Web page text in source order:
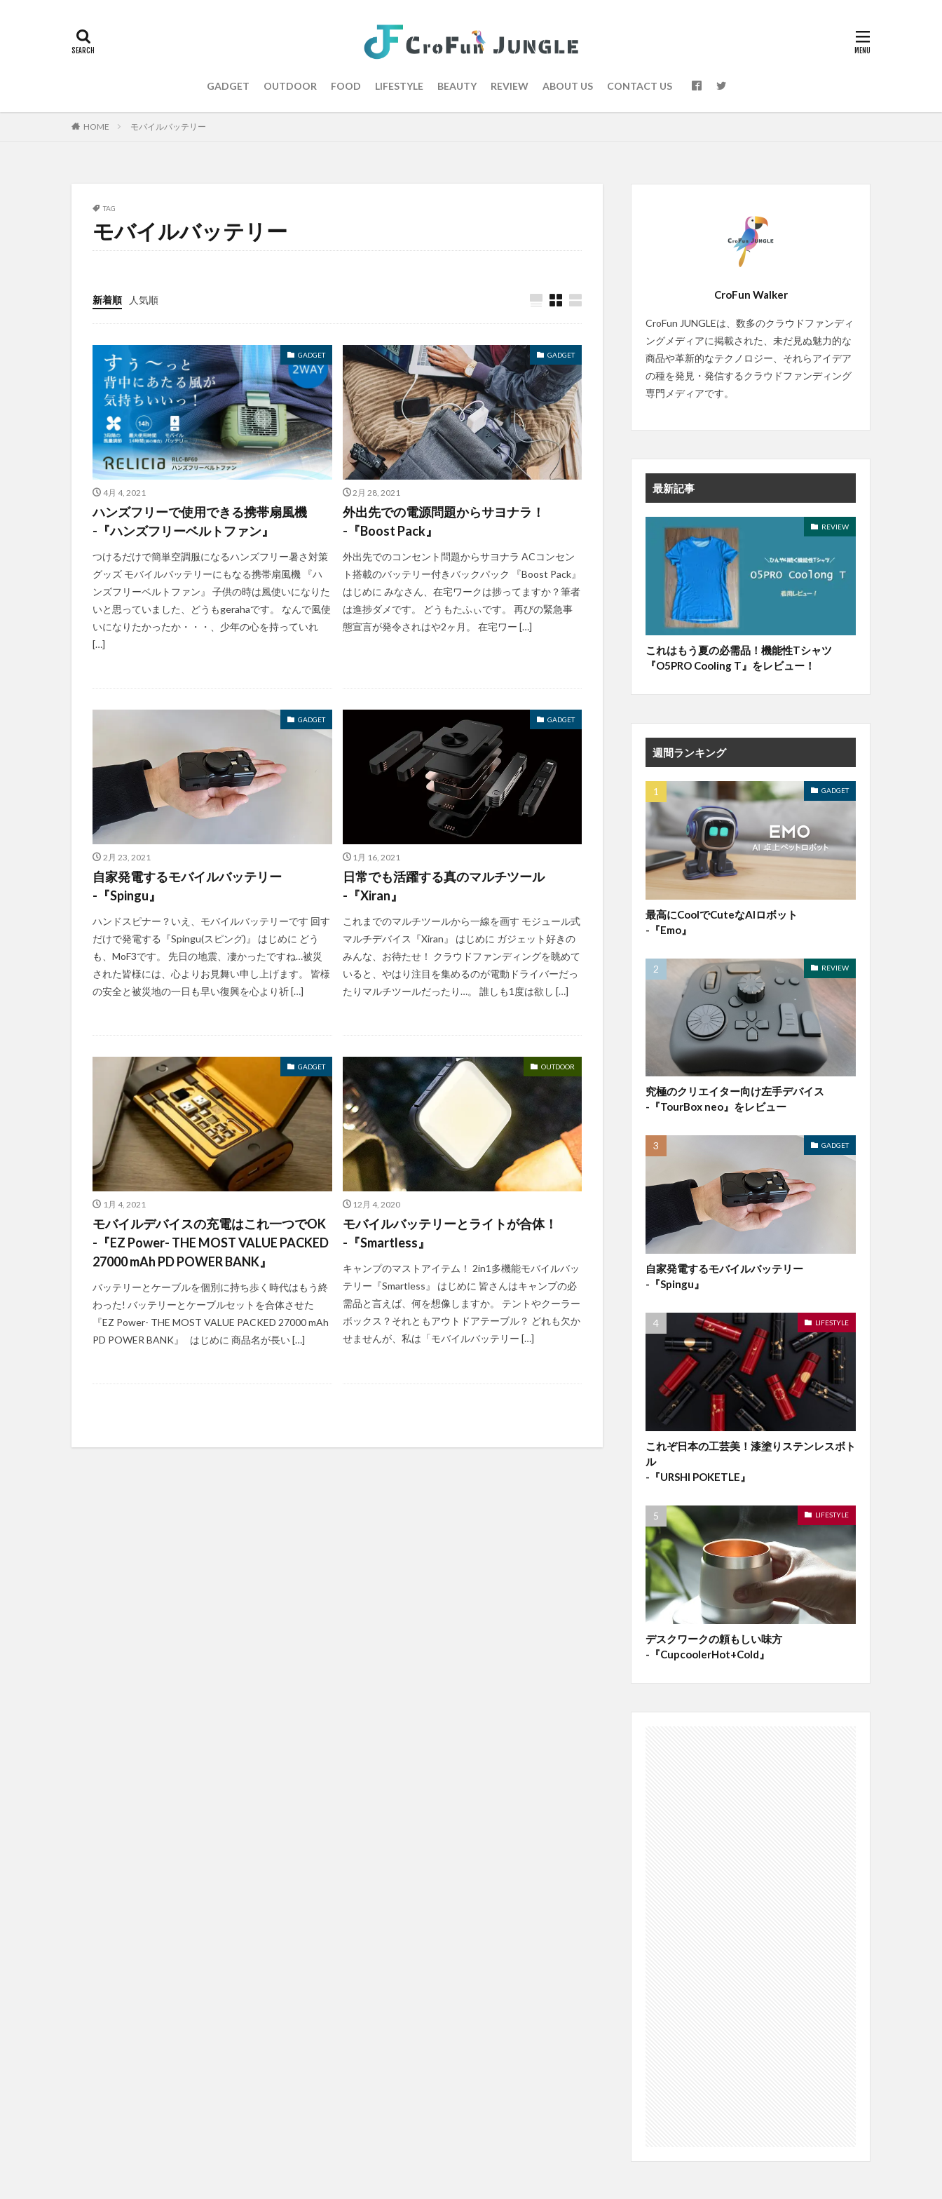
GADGET OUTDOOR FOOD LIFESTYLE BEAUTY REVIEW ABOUT US CONTACT US
HOME モバイルバッテリー
TAG
モバイルバッテリー
新着順 人気順
GADGET
4月 4, 2021
ハンズフリーで使用できる携帯扇風機
-『ハンズフリーベルトファン』
つけるだけで簡単空調服になるハンズフリー暑さ対策
グッズ モバイルバッテリーにもなる携帯扇風機 『ハ
ンズフリーベルトファン』 子供の時は風使いになりた
いと思っていました、どうもgerahaです。 なんで風使
いになりたかったか・・・、少年の心を持っていれ
[…]
GADGET
2月 28, 2021
外出先での電源問題からサヨナラ！
-『Boost Pack』
外出先でのコンセント問題からサヨナラ ACコンセン
ト搭載のバッテリー付きバックパック 『Boost Pack』
はじめに みなさん、在宅ワークは捗ってますか？筆者
は進捗ダメです。 どうもたふぃです。 再びの緊急事
態宣言が発令されはや2ヶ月。 在宅ワー […]
GADGET
2月 23, 2021
自家発電するモバイルバッテリー
-『Spingu』
ハンドスピナー？いえ、モバイルバッテリーです 回す
だけで発電する『Spingu(スピング)』 はじめに どう
も、MoF3です。 先日の地震、凄かったですね…被災
された皆様には、心よりお見舞い申し上げます。 皆様
の安全と被災地の一日も早い復興を心より祈 […]
GADGET
1月 16, 2021
日常でも活躍する真のマルチツール
-『Xiran』
これまでのマルチツールから一線を画す モジュール式
マルチデバイス『Xiran』 はじめに ガジェット好きの
みんな、お待たせ！ クラウドファンディングを眺めて
いると、やはり注目を集めるのが電動ドライバーだっ
たりマルチツールだったり…。 誰しも1度は欲し […]
GADGET
1月 4, 2021
モバイルデバイスの充電はこれ一つでOK
-『EZ Power- THE MOST VALUE PACKED
27000 mAh PD POWER BANK』
バッテリーとケーブルを個別に持ち歩く時代はもう終
わった! バッテリーとケーブルセットを合体させた
『EZ Power- THE MOST VALUE PACKED 27000 mAh
PD POWER BANK』 はじめに 商品名が長い […]
OUTDOOR
12月 4, 2020
モバイルバッテリーとライトが合体！
-『Smartless』
キャンプのマストアイテム！ 2in1多機能モバイルバッ
テリー『Smartless』 はじめに 皆さんはキャンプの必
需品と言えば、何を想像しますか。 テントやクーラー
ボックス？それともアウトドアテーブル？ どれも欠か
せませんが、私は「モバイルバッテリー […]
CroFun Walker
CroFun JUNGLEは、数多のクラウドファンディ
ングメディアに掲載された、未だ見ぬ魅力的な
商品や革新的なテクノロジー、それらアイデア
の種を発見・発信するクラウドファンディング
専門メディアです。
最新記事
REVIEW
これはもう夏の必需品！機能性Tシャツ
『O5PRO Cooling T』をレビュー！
週間ランキング
GADGET
最高にCoolでCuteなAIロボット
-『Emo』
REVIEW
究極のクリエイター向け左手デバイス
-『TourBox neo』をレビュー
GADGET
自家発電するモバイルバッテリー
-『Spingu』
LIFESTYLE
これぞ日本の工芸美！漆塗りステンレスボト
ル
-『URSHI POKETLE』
LIFESTYLE
デスクワークの頼もしい味方
-『CupcoolerHot+Cold』